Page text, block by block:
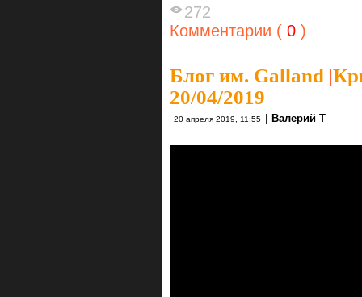
272
Комментарии ( 0 )
Блог им. Galland |
20/04/2019
20 апреля 2019, 11:55 | Валерий Т